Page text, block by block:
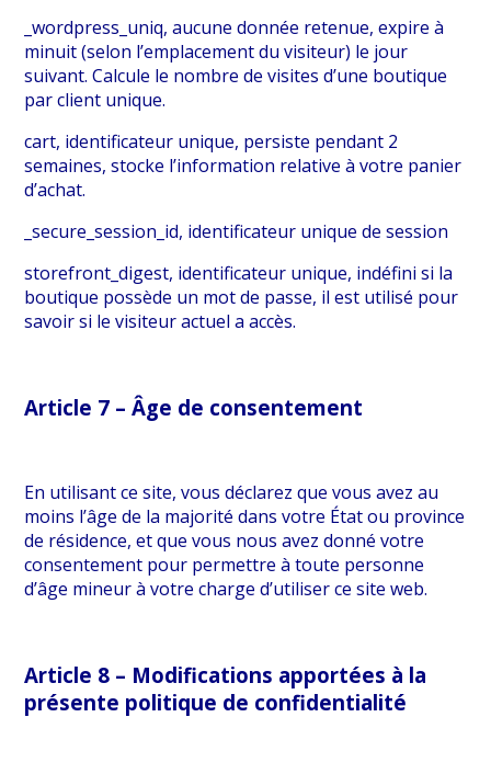
_wordpress_uniq, aucune donnée retenue, expire à
minuit (selon l’emplacement du visiteur) le jour
suivant. Calcule le nombre de visites d’une boutique
par client unique.
cart, identificateur unique, persiste pendant 2
semaines, stocke l’information relative à votre panier
d’achat.
_secure_session_id, identificateur unique de session
storefront_digest, identificateur unique, indéfini si la
boutique possède un mot de passe, il est utilisé pour
savoir si le visiteur actuel a accès.
Article 7 – Âge de consentement
En utilisant ce site, vous déclarez que vous avez au
moins l’âge de la majorité dans votre État ou province
de résidence, et que vous nous avez donné votre
consentement pour permettre à toute personne
d’âge mineur à votre charge d’utiliser ce site web.
Article 8 – Modifications apportées à la
présente politique de confidentialité